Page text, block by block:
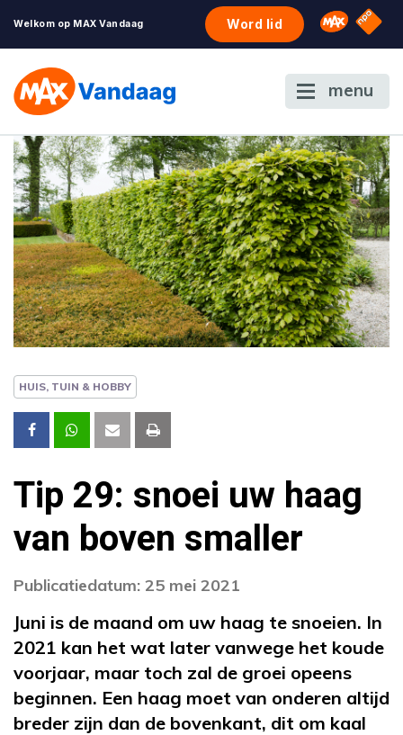
Welkom op MAX Vandaag Word lid Omroep
NPO
menu
HUIS, TUIN & HOBBY
Tip 29: snoei uw haag
van boven smaller
Publicatiedatum: 25 mei 2021
Juni is de maand om uw haag te snoeien. In
2021 kan het wat later vanwege het koude
voorjaar, maar toch zal de groei opeens
beginnen. Een haag moet van onderen altijd
breder zijn dan de bovenkant, dit om kaal